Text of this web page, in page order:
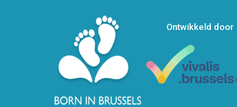
Ontwikkeld door